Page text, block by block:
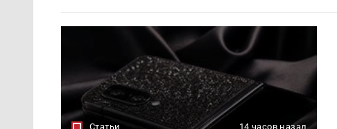
Статьи 14 часов назад